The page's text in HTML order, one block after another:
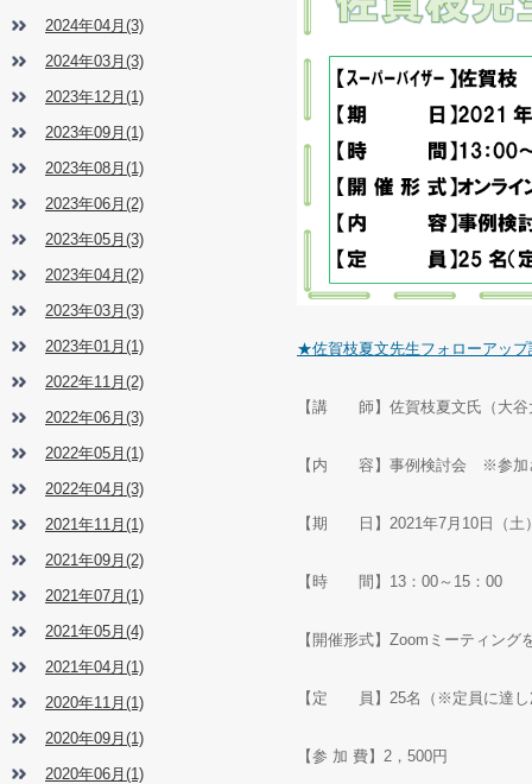
★佐賀枝夏文先生フォローアッ
【講 師】佐賀枝夏文氏（大谷
【内 容】事例検討会 ※参加さ
【期 日】 2021年7月 10 日（土
【時 間】 13 ： 00 ～ 15 ： 00
【開催形式】 Zoom ミーティング
【定 員】 25名（※定員に達し
【参 加 費】 2 ， 500円
2024年04月(3)
2024年03月(3)
2023年12月(1)
2023年09月(1)
2023年08月(1)
2023年06月(2)
2023年05月(3)
2023年04月(2)
2023年03月(3)
2023年01月(1)
2022年11月(2)
2022年06月(3)
2022年05月(1)
2022年04月(3)
2021年11月(1)
2021年09月(2)
2021年07月(1)
2021年05月(4)
2021年04月(1)
2020年11月(1)
2020年09月(1)
2020年06月(1)